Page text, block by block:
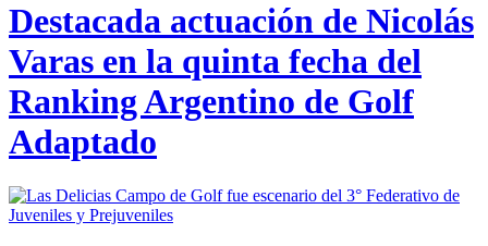
Destacada actuación de Nicolás
Varas en la quinta fecha del
Ranking Argentino de Golf
Adaptado